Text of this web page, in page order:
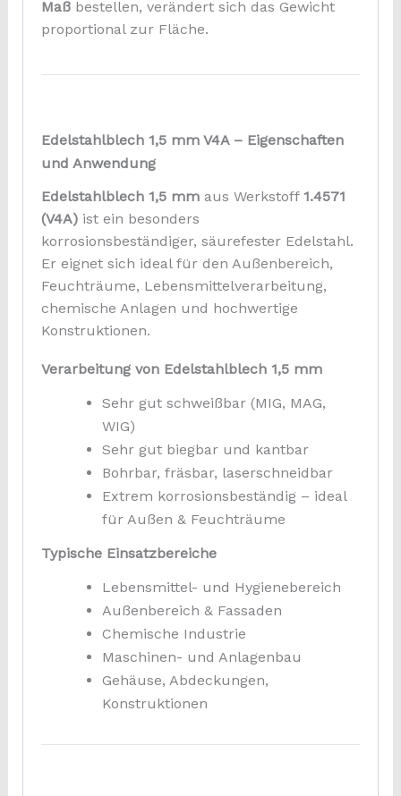
Maß bestellen, verändert sich das Gewicht
proportional zur Fläche.
Edelstahlblech 1,5 mm V4A – Eigenschaften
und Anwendung
Edelstahlblech 1,5 mm aus Werkstoff1.4571
(V4A) ist ein besonders
korrosionsbeständiger, säurefester Edelstahl.
Er eignet sich ideal für den Außenbereich,
Feuchträume, Lebensmittelverarbeitung,
chemische Anlagen und hochwertige
Konstruktionen.
Verarbeitung von Edelstahlblech 1,5 mm
Sehr gut schweißbar (MIG, MAG,
WIG)
Sehr gut biegbar und kantbar
Bohrbar, fräsbar, laserschneidbar
Extrem korrosionsbeständig – ideal
für Außen & Feuchträume
Typische Einsatzbereiche
Lebensmittel- und Hygienebereich
Außenbereich & Fassaden
Chemische Industrie
Maschinen- und Anlagenbau
Gehäuse, Abdeckungen,
Konstruktionen